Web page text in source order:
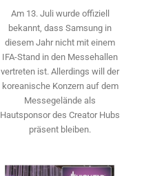
Am 13. Juli wurde offiziell
bekannt, dass Samsung in
diesem Jahr nicht mit einem
IFA-Stand in den Messehallen
vertreten ist. Allerdings will ­der
koreanische Konzern auf dem
Messegelände als
Hautsponsor des Creator Hubs
präsent bleiben.